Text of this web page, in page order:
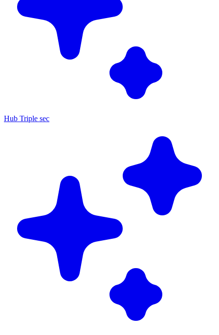
Hub Triple sec